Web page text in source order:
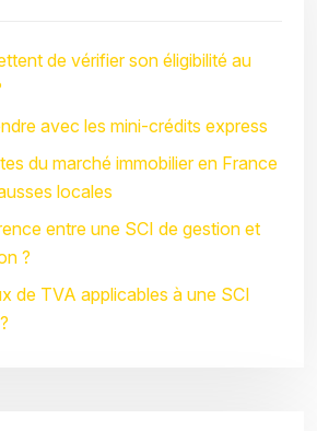
de vérifier son éligibilité au
avec les mini-crédits express
du marché immobilier en France
locales
entre une SCI de gestion et
?
de TVA applicables à une SCI